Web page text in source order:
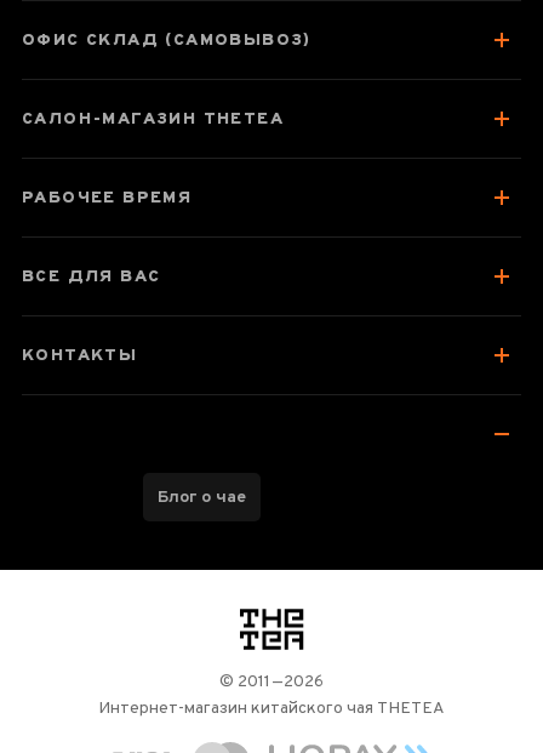
ОФИС СКЛАД (САМОВЫВОЗ)
САЛОН-МАГАЗИН THETEA
РАБОЧЕЕ ВРЕМЯ
ВСЕ ДЛЯ ВАС
КОНТАКТЫ
Блог о чае
логотип
© 2011—2026
Интернет-магазин китайского чая THETEA